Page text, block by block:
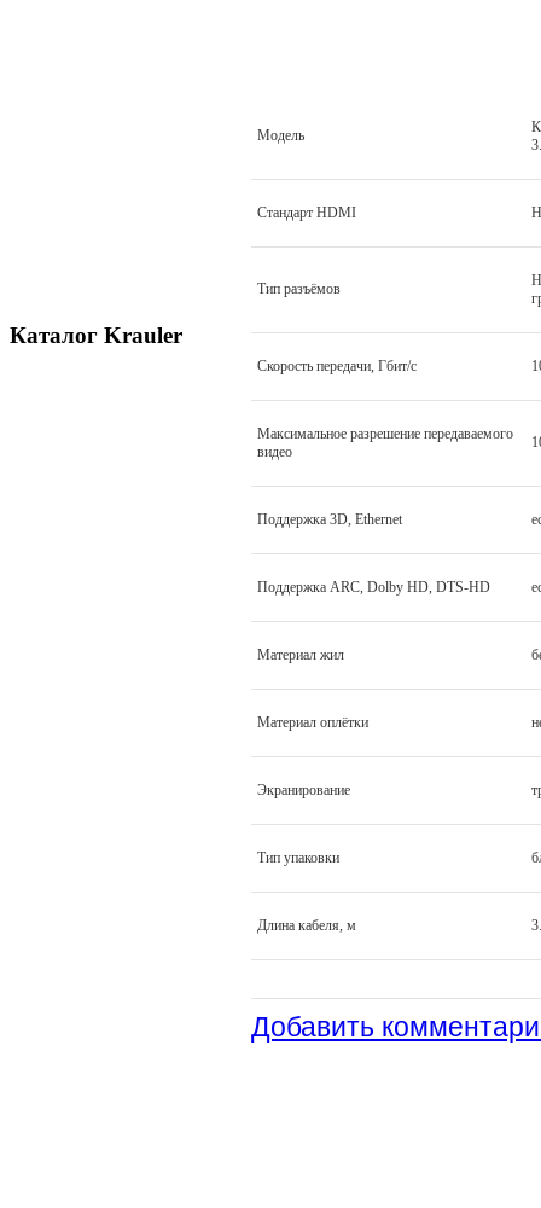
Каталог Krauler
Модель
Стандарт HDMI
Тип разъёмов
Скорость передачи, Гбит/с
Максимальное разрешение передаваемого
видео
Поддержка 3D, Ethernet
Поддержка ARC, Dolby HD, DTS-HD
Материал жил
Материал оплётки
Экранирование
Тип упаковки
Длина кабеля, м
Добавить